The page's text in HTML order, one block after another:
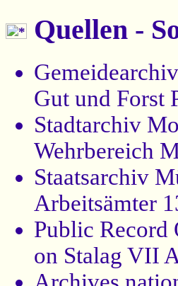
Quellen -
Gut und Forst
Stadtarchiv
Wehrbereich
Staatsarchiv
Arbeitsämter
Public Record
on Stalag VII